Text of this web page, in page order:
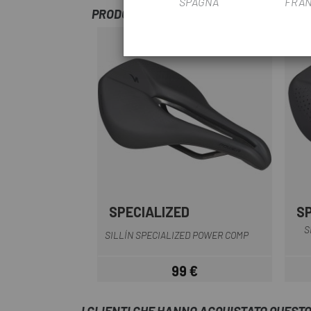
PRODOTTI SIMILI
Nero
SPECIALIZED
SILLÍN SPECIALIZED POWER COMP
Prezzo
99 €